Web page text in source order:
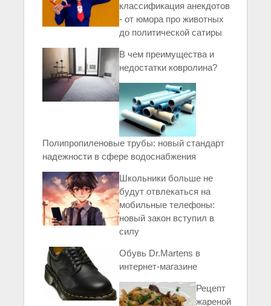
классификация анекдотов
- от юмора про животных
до политической сатиры
В чем преимущества и
недостатки ковролина?
Полипропиленовые трубы: новый стандарт
надежности в сфере водоснабжения
Школьники больше не
будут отвлекаться на
мобильные телефоны:
новый закон вступил в
силу
Обувь Dr.Martens в
интернет-магазине
Рецепт
жареной